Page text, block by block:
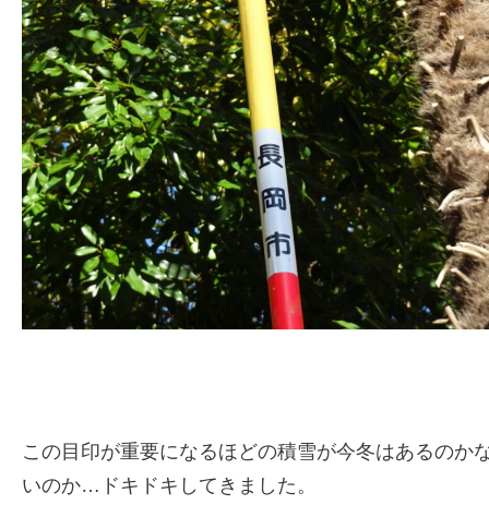
この目印が重要になるほどの積雪が今冬はあるのか
いのか…ドキドキしてきました。